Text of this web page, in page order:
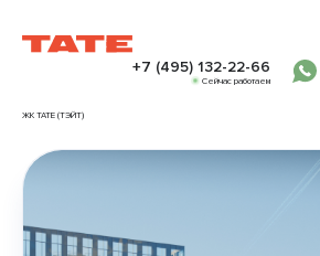
ЖК TATE (ТЭЙТ)
+7 (495) 132-22-66
Сейчас работаем